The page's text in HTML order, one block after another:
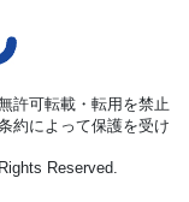
許可転載・転用を禁止
約によって保護を受け
Reserved.